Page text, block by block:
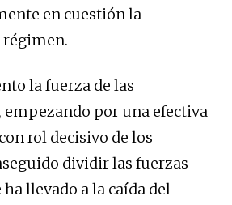
en cuestión la
la fuerza de las
por una efectiva
rol decisivo de los
dividir las fuerzas
llevado a la caída del